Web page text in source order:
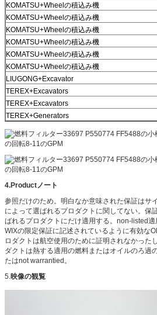
KOMATSU+Wheelの積込み機
KOMATSU+Wheelの積込み機
KOMATSU+Wheelの積込み機
KOMATSU+Wheelの積込み機
KOMATSU+Wheelの積込み機
KOMATSU+Wheelの積込み機
LIUGONG+Excavator
TEREX+Excavators
TEREX+Excavators
TEREX+Generators
4.Productノート
参照だけのため。明白なか意味された保証はサ
によって選ばれるプロダクトに関してない。保
ばれるプロダクトにだけ適用する。non-listed
WIXの限定保証に記述されているように有効な
ロダクトは航空使用のために証明されなかった
ダクトは熱する適用の燃料またはオイルのろ過
たはnot warrantied。
5.映像の観覧